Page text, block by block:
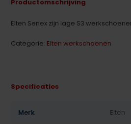
Productomschrijving
Elten Senex zijn lage S3
Categorie: Elten werkschoenen
Specificaties
Merk Elten